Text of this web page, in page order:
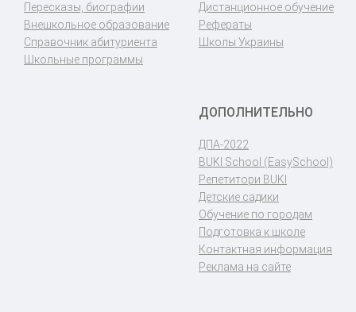
Пересказы, биографии
Внешкольное образование
Справочник абитуриента
Школьные программы
Дистанционное обучение
Рефераты
Школы Украины
ДОПОЛНИТЕЛЬНО
ДПА-2022
BUKI School (EasySchool)
Репетитори BUKI
Детские садики
Обучение по городам
Подготовка к школе
Контактная информация
Реклама на сайте